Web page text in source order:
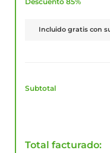
Incluido gratis con
Subtotal
Total facturado: